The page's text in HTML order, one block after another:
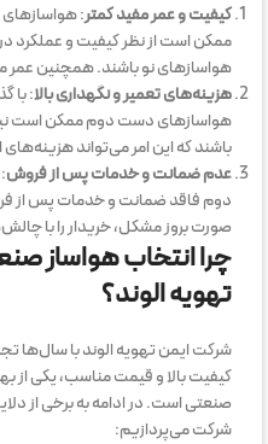
کیفیت و عمر مفید کمتر:
ممکن است از نظر کیفیت و عملکرد
هواسازهای نو باشند. همچنین عمر
هزینه‌های تعمیر و نگهداری بالا: با
هواسازهای دست دوم ممکن است
باشند که این امر می‌تواند هزینه‌های
عدم ضمانت و خدمات پس از فروش
دوم فاقد ضمانت و خدمات پس از
صورت بروز مشکل، خریدار را با
چرا انتخاب هواساز
تهویه الوند؟
شرکت ایمن تهویه الوند با سال‌ها
کیفیت بالا و قیمت مناسب، یکی از
صنعتی است. در ادامه به برخی از
شرکت می‌پردازیم: